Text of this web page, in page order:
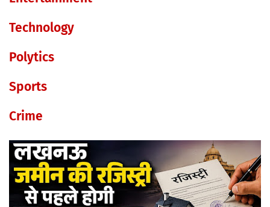
Technology
Polytics
Sports
Crime